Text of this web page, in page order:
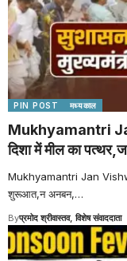
PIN POST मध्यकाल
Mukhyamantri
दिशा में मील का
Mukhyamantri Jan
शुरूआत,न अनबन,…
Byप्रमोद श्रीवास्तव, विशेष संवाददाता